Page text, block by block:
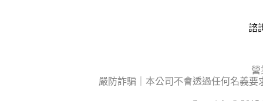
諮
營
嚴防詐騙｜本公司不會透過任何名義